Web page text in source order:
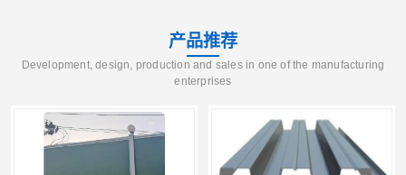
产品推荐
Development, design, production and sales in one of the manufacturing
enterprises